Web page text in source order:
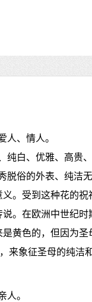
人、情人。
纯白、优雅、高贵
脱俗的外表、纯洁
。受到这种花的
。在欧洲中世纪
黄色的，但因为
来象征圣母的纯洁
人。